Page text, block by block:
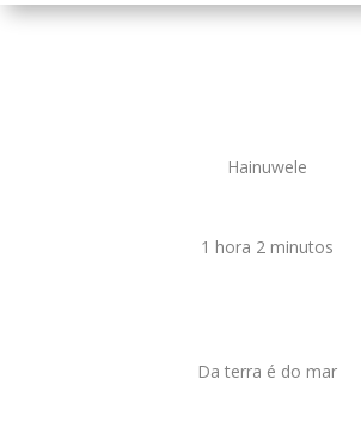
Hainuwele
1 hora 2 minutos
Da terra é do mar